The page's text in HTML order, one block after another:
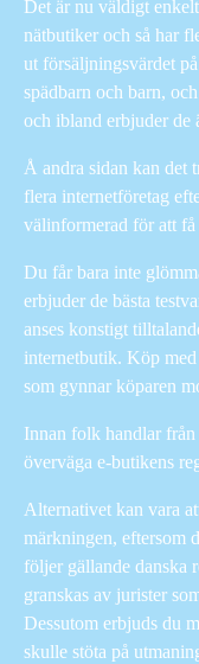
Det är nu väldigt
nätbutiker och så har
ut försäljningsvärdet
spädbarn och barn,
och ibland erbjuder de
Å andra sidan kan det
flera internetföretag
välinformerad för att få
Du får bara inte
erbjuder de bästa
anses konstigt
internetbutik. Köp
som gynnar köparen
Innan folk handlar
överväga e-butikens
Alternativet kan vara
märkningen, eftersom
följer gällande danska
granskas av jurister
Dessutom erbjuds du
skulle stöta på